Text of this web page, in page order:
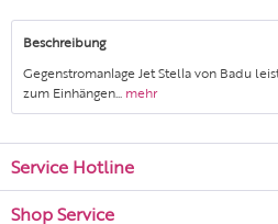
Beschreibung
Gegenstromanlage Jet Stella von Badu
zum Einhängen...
mehr
Service Hotline
Shop Service